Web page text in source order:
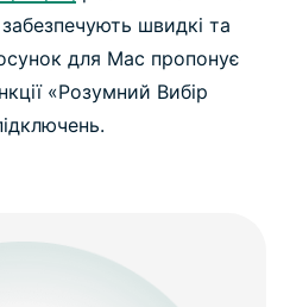
забезпечують швидкі та
для Mac пропонує
«Розумний Вибір